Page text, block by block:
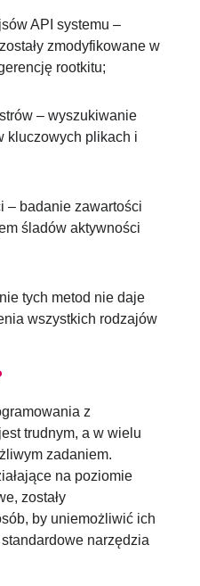
API systemu –
zmodyfikowane w
rootkitu;
– wyszukiwanie
kluczowych plikach i
– badanie zawartości
śladów aktywności
tych metod nie daje
wszystkich rodzajów
z
trudnym, a w wielu
zadaniem.
na poziomie
zostały
by uniemożliwić ich
narzędzia